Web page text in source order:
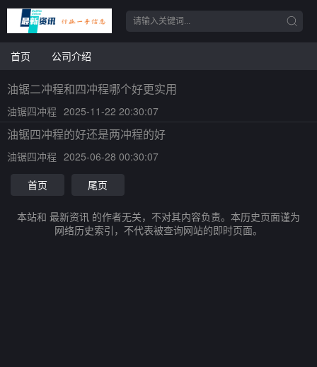
首页 公司介绍
油锯二冲程和四冲程哪个好更实用
油锯四冲程 2025-11-22 20:30:07
油锯四冲程的好还是两冲程的好
油锯四冲程 2025-06-28 00:30:07
首页
尾页
本站和 最新资讯 的作者无关，不对其内容负责。本历史页面谨为
网络历史索引，不代表被查询网站的即时页面。